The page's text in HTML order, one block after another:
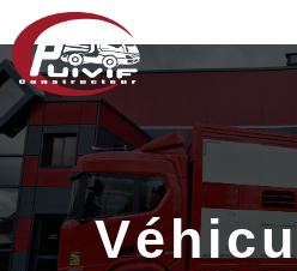
Aller
au
contenu